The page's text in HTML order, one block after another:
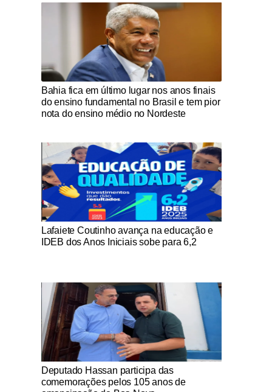
Notícias Católicas
Bahia fica em último lugar nos anos finais
do ensino fundamental no Brasil e tem pior
nota do ensino médio no Nordeste
Notícias Católicas
Lafaiete Coutinho avança na educação e
IDEB dos Anos Iniciais sobe para 6,2
Notícias Católicas
Deputado Hassan participa das
comemorações pelos 105 anos de